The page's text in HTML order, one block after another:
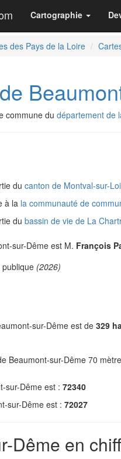
Cartographie
des Pays de la Loire
commune du département de
du canton de Montval-sur-
à la la communauté de
du bassin de vie de La
sur-Dême est M. François
(2026)
sur-Dême est de 329
Beaumont-sur-Dême 70
sur-Dême est : 72340
sur-Dême est : 72027
Dême en